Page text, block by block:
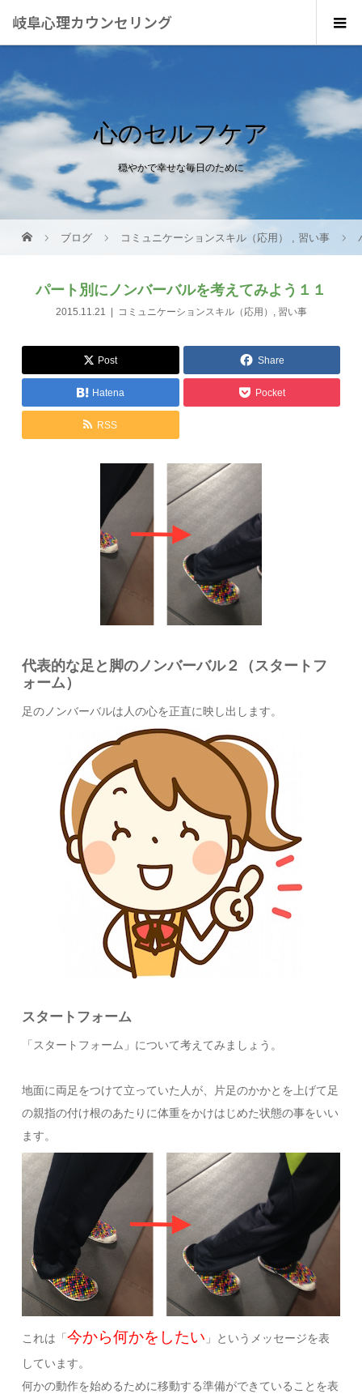
岐阜心理カウンセリング
心のセルフケア
穏やかで幸せな毎日のために
ブログ コミュニケーションスキル（応用） , 習い事
パート別にノンバーバルを考えてみよう１１
2015.11.21 コミュニケーションスキル（応用） , 習い事
Post Share
Hatena Pocket
RSS
代表的な足と脚のノンバーバル２（ スタートフ
ォーム）
足のノンバーバルは人の心を正直に映し出します。
スタートフォーム
「 スタートフォーム 」について考えてみましょう。
地面に両足をつけて立っていた人が、片足のかかとを上げて足
の親指の付け根のあたりに体重をかけはじめた状態の事をいい
ます。
これは「今から何かをしたい 」というメッセージを表
しています。
何かの動作を始めるために移動する準備ができていることを表